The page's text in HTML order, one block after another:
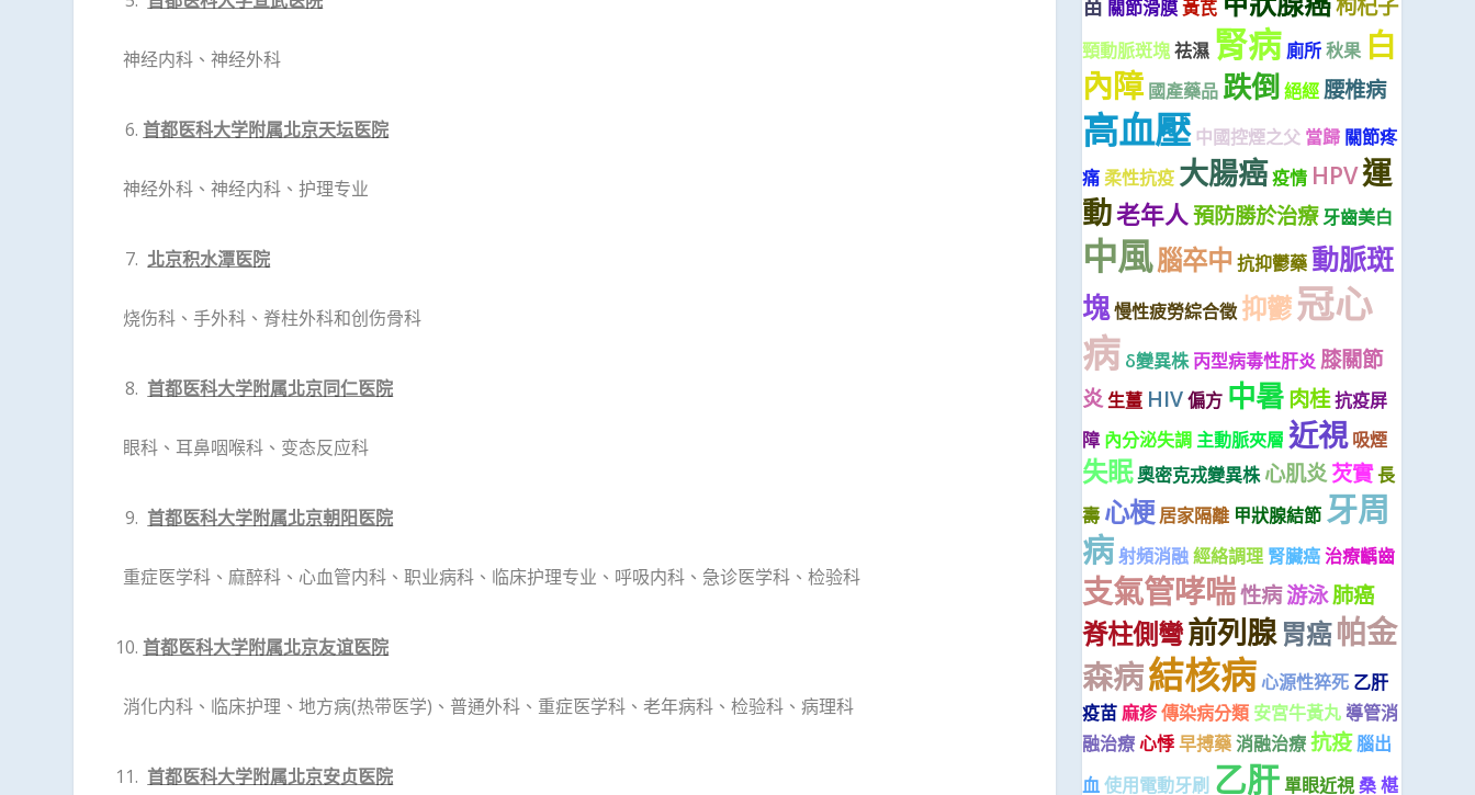
神经内科、神经外科
首都医科大学附属北京天坛医院
神经外科、神经内科、护理专业
北京积水潭医院
烧伤科、手外科、脊柱外科和创伤骨科
首都医科大学附属北京同仁医院
眼科、 耳鼻咽喉科、变态反应科
首都医科大学附属北京朝阳医院
重症医学科、麻醉科、心血管内科、职业病科、临床护理专业、呼吸内科、急诊医学科、检验科
首都医科大学附属北京友谊医院
消化内科、临床护理、地方病(热带医学)、普通外科、重症医学科、老年病科、检验科、病理科
首都医科大学附属北京安贞医院
苗 關節滑膜黃芪 枸杞子
頸動脈斑塊祛濕 腎病 廁所秋果 白
內障 國產藥品 跌倒絕經腰椎病
高血壓 中國控煙之父 當歸 關節疼
痛 柔性抗疫 大腸癌疫情 HPV運
動老年人預防勝於治療牙齒美白
中風腦卒中 抗抑鬱藥 動脈斑
塊慢性疲勞綜合徵 抑鬱冠心
病 δ變異株 丙型病毒性肝炎 膝關節
炎生薑 HIV偏方 中暑肉桂抗疫屏
障 內分泌失調 主動脈夾層 近視 吸煙
失眠奧密克戎變異株 心肌炎芡實長
壽 心梗 居家隔離 甲狀腺結節 牙周
病射頻消融經絡調理 腎臟癌治療齲齒
支氣管哮喘性病游泳肺癌
脊柱側彎前列腺 胃癌帕金
森病結核病心源性猝死 乙肝
疫苗麻疹傳染病分類 安宮牛黃丸 導管消
融治療心悸早搏藥消融治療抗疫腦出
血使用電動牙刷 乙肝 單眼近視桑 椹